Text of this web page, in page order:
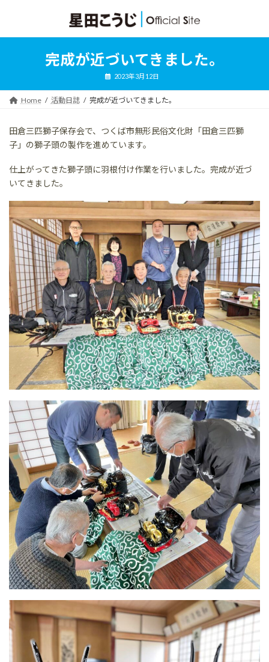
ン
ッ
ー
移
完成が近づいてきました。
2023年3月12日
Home 活動日誌 完成が近づいてきました。
田倉三匹獅子保存会で、つくば市無形民俗文化財「田倉三匹獅
子」の獅子頭の製作を進めています。
仕上がってきた獅子頭に羽根付け作業を行いました。完成が近づ
いてきました。